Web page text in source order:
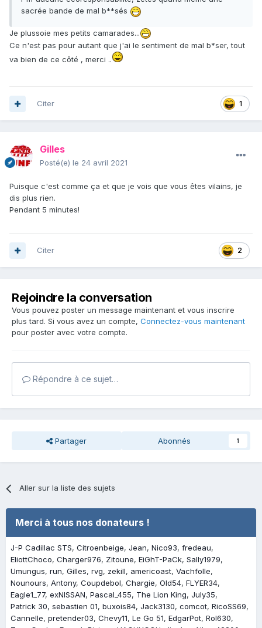
sacrée bande de mal b**sés
Je plussoie mes petits camarades...
Ce n'est pas pour autant que j'ai le sentiment de mal b*ser, tout
va bien de ce côté , merci ..
1
Citer
Gilles
Posté(e) le 24 avril 2021
Puisque c'est comme ça et que je vois que vous êtes vilains, je
dis plus rien.
Pendant 5 minutes!
2
Citer
Rejoindre la conversation
Vous pouvez poster un message maintenant et vous inscrire
plus tard. Si vous avez un compte, Connectez-vous maintenant
pour poster avec votre compte.
Répondre à ce sujet…
Partager Abonnés 1
Aller sur la liste des sujets
Merci à tous nos donateurs !
J-P Cadillac STS Citroenbeige Jean Nico93 fredeau
EliottChoco Charger976 Zitoune EiGhT-PaCk Sally1979
Umungus run Gilles rvg zekill americoast Vachfolle
Nounours Antony Coupdebol Chargie Old54 FLYER34
Eagle1_77 exNISSAN Pascal_455 The Lion King July35
Patrick 30 sebastien 01 buxois84 Jack3130 comcot RicoSS69
Cannelle pretender03 Chevy11 Le Go 51 EdgarPot Rol630